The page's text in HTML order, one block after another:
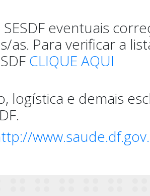
SESDF eventuais
as. Para verificar a
CLIQUE AQUI
logística e demais